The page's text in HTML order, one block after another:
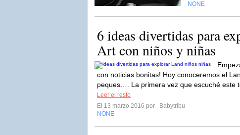
NONE
6 ideas divertidas para
Art con niños y niñas
con noticias bonitas! Hoy conoceremos el
peques…. La primera vez que escuché este
Leer el resto
El 13 marzo 2016 por
Babytribu
NONE